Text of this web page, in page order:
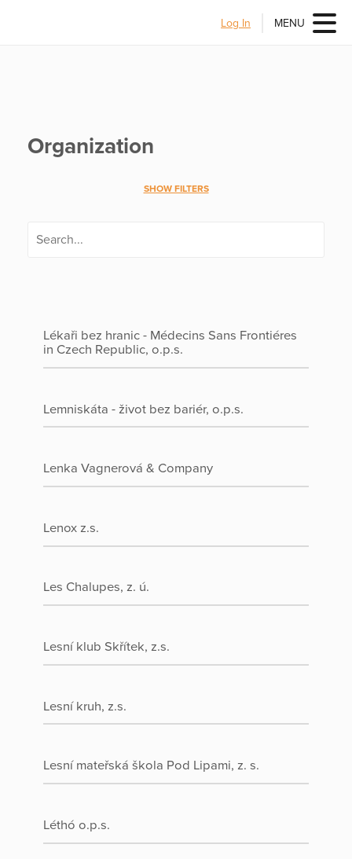
Log In MENU
Organization
SHOW FILTERS
Lékaři bez hranic - Médecins Sans Frontiéres
in Czech Republic, o.p.s.
Lemniskáta - život bez bariér, o.p.s.
Lenka Vagnerová & Company
Lenox z.s.
Les Chalupes, z. ú.
Lesní klub Skřítek, z.s.
Lesní kruh, z.s.
Lesní mateřská škola Pod Lipami, z. s.
Léthó o.p.s.